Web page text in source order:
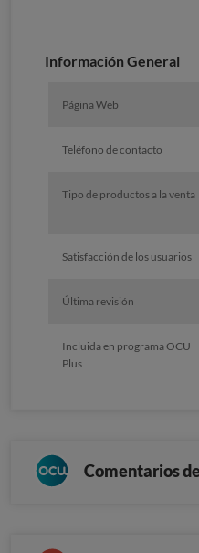
Información General
Página Web
Teléfono de contacto
Tipo de productos a la venta
Satisfacción de los usuarios
Última revisión
Incluida en programa OCU
Plus
Comentarios